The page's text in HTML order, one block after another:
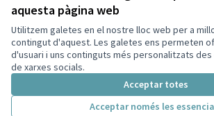
aquesta pàgina web
Utilitzem galetes en el nostre lloc web per a
contingut d'aquest. Les galetes ens permeten
d'usuari i uns continguts més personalitzats
de xarxes socials.
Acceptar totes
Acceptar només les
Termes i condicions d'ús
Configuració de les galetes
Decidim Sant Cugat a X
(Enllaç extern)
Decidim Sant Cugat a Facebook
Decidim Sant Cugat a Instagram
Decidim Sant Cugat a GitHub
(Enllaç extern)